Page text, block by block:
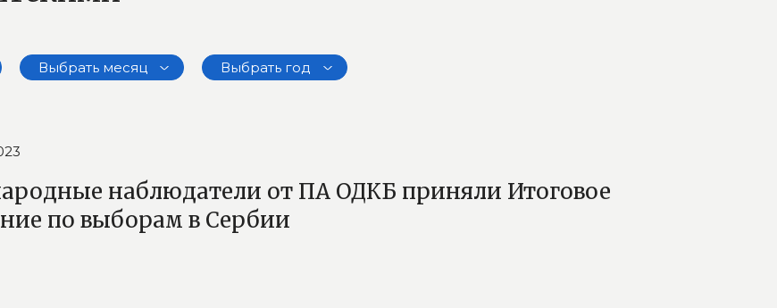
Выбрать месяц Выбрать год
наблюдатели от ПА ОДКБ приняли Итоговое
по выборам в Сербии